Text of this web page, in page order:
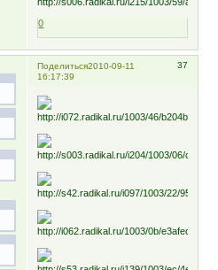
0
Поделиться 37
2010-09-11
16:17:39